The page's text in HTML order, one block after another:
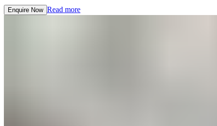
Enquire Now​​​​‌ ‍ ​‍​‍‌‍ ‌ ​‍‌‍‍‌‌‍‌ ‌‍‍‌‌‍ ‍​‍​‍​ ‍‍​‍​‍‌ ​ ‌‍​‌‌‍ ‍‌‍‍‌‌ ‌​‌ ‍‌​‍ ‍‌‍‍‌‌‍ ​‍​‍​‍ ​​‍​‍‌‍‍​‌ ​‍‌‍‌‌‌‍‌‍​‍​‍​ ‍‍​‍​‍‌‍‍​‌ ‌​‌ ‌​‌ ​​‌ ​ ​ ‍‍​‍ ​‍ ‌‍ ​​‍ ‌‌‍​‌‌‍ ‍‌‍‌​​‍ ‌‌ ​‍​‍ ‌‌‍‍​‌‍ ‌ ‌​‌‍‌‌‌‍ ​‌ ​ ​‍ ‌‌ ​ ‌ ‌​‌ ‌‌‌‍‌​‌‍‍‌‌‍ ​‍ ‍‌ ‌‍‌‍‌‌‌ ​‍‌‍​ ‌‍‌‌‌‍ ​​‍ ‍‌‍​‌‌ ​​‌ ​​​‍ ‌‍‍‌‌‍ ‍‌ ‌​‌‍‌‌‌‍ ‍‌ ‌​​‍ ‌‍‌‌‌‍‌​‌‍‍‌‌ ‌​​‍ ‌‍ ‌‌‍ ‌‍‌​‌‍‌‌​ ‌‌ ​​‌ ​‍‌‍‌‌‌ ​ ‌‍‌‌‌‍ ‍‌ ‌​‌‍​‌‌ ‌​‌‍‍‌‌‍ ‌‍ ‍​ ‍ ‌‍‍‌‌‍‌​​ ‌​ ​‍​ ‍‌​ ‌​‌‍‌​​ ‌‌​ ‌‌‌‍‌‍​ ‌​​‍ ‌‌‍​‍‌‍‌‌​ ‌‌‌‍‌‌​‍ ‌​ ‌​​ ​​‌‍​‌​ ​‌​‍ ‌‌‍​‌​ ‌ ​ ‍‌​ ‌ ​‍ ‌‌‍‌‍​ ‌ ​ ​ ‌‍​‍‌‍‌‍‌‍‌​‌‍​ ‌‍‌‌​ ‌ ‌‍​‍‌‍‌‌​ ​​​ ‍ ‌ ‌​‌ ‍‌‌ ​​‌‍‌‌​ ‌‌‍‍​‌‍ ‌ ‌​‌‍‌‌‌‍ ​‌‌​ ‌‍‍‌‌ ‌​‌‍‌‌‌‌​​‌‍​‌‌‍‌ ‌‍‌‌​ ‍ ‌ ​​‌‍​‌‌ ‌​‌‍‍​​ ‌‌ ​​‌‍​‌‌‍‌ ‌‍‌‌‌​​‍‌ ‌‌‌‍‍‌‌‍ ​‌‍‌​‌‍‌‌‌ ​‍​‍‌‌​ ‌‌‌​​‍‌‌ ‌‍‍ ‌‍‌‌‌ ‍‌​‍‌‌​ ​ ‌​‌​​‍‌‌​ ​ ‌​‌​​‍‌‌​ ​‍​ ​‍‌‍​‍​ ​ ‌‍‌‍​ ​‌​ ‌‍​ ‍‌‌‍‌‍​ ‍​‌‍‌‍‌‍‌‍‌‍‌‌​ ​‍​‍‌‌​ ​‍​ ​‍​‍‌‌​ ‌‌‌​‌​​‍ ‍‌‍​ ‌‍ ‌‍ ‍‌ ‌​‌‍‌‌‌‍ ‍‌ ‌​​‍‌‌​ ‌‌‌​​‍‌‌ ‌‍‍ ‌‍‌‌‌ ‍‌​‍‌‌​ ​ ‌​‌​​‍‌‌​ ​ ‌​‌​​‍‌‌​ ​‍​ ​‍‌‍​‌​ ‍​​ ​​‌‍​‌‌‍​‍‌‍​‍​ ‍‌‌‍‌‍‌‍‌‌​ ​​‌‍​‌​ ​​​‍‌‌​ ​‍​ ​‍​‍‌‌​ ‌‌‌​‌​​‍ ‍‌ ​​‌ ​‍‌‍‍‌‌‍ ‌‌‍​‌‌ ​‍‌ ‍‌‌​​ ‌ ‌​‌‍​‌​‍ ‍‌‍ ​‌‍​‌‌‍​‍‌‍‌‌‌‍ ​​ ‌‍​‍‌‍​‌‌ ​ ‌‍‌‌‌‌‌‌‌ ​‍‌‍ ​​ ‌‌‍‍​‌ ‌​‌ ‌​‌ ​​‌ ​ ​‍‌‌​ ​ ‌​​‌​‍‌‌​ ​‍‌​‌‍​‍‌‌​ ​‍‌​‌‍‌‍ ​​‍ ‌‌‍​‌‌‍ ‍‌‍‌​​‍ ‌‌ ​‍​‍ ‌‌‍‍​‌‍ ‌ ‌​‌‍‌‌‌‍ ​‌ ​ ​‍ ‌‌ ​ ‌ ‌​‌ ‌‌‌‍‌​‌‍‍‌‌‍ ​‍ ‍‌ ‌‍‌‍‌‌‌ ​‍‌‍​ ‌‍‌‌‌‍ ​​‍ ‍‌‍​‌‌ ​​‌ ​​​‍‌‍‌‍‍‌‌‍‌​​ ‌​ ​‍​ ‍‌​ ‌​‌‍‌​​ ‌‌​ ‌‌‌‍‌‍​ ‌​​‍ ‌‌‍​‍‌‍‌‌​ ‌‌‌‍‌‌​‍ ‌​ ‌​​ ​​‌‍​‌​ ​‌​‍ ‌‌‍​‌​ ‌ ​ ‍‌​ ‌ ​‍ ‌‌‍‌‍​ ‌ ​ ​ ‌‍​‍‌‍‌‍‌‍‌​‌‍​ ‌‍‌‌​ ‌ ‌‍​‍‌‍‌‌​ ​​​‍‌‍‌ ‌​‌ ‍‌‌ ​​‌‍‌‌​ ‌‌‍‍​‌‍ ‌ ‌​‌‍‌‌‌‍ ​‌‌​ ‌‍‍‌‌ ‌​‌‍‌‌‌‌​​‌‍​‌‌‍‌ ‌‍‌‌​‍‌‍‌ ​​‌‍​‌‌ ‌​‌‍‍​​ ‌‌ ​​‌‍​‌‌‍‌ ‌‍‌‌‌​​‍‌ ‌‌‌‍‍‌‌‍ ​‌‍‌​‌‍‌‌‌ ​‍​‍‌‌​ ‌‌‌​​‍‌‌ ‌‍‍ ‌‍‌‌‌ ‍‌​‍‌‌​ ​ ‌​‌​​‍‌‌​ ​ ‌​‌​​‍‌‌​ ​‍​ ​‍‌‍​‍​ ​ ‌‍‌‍​ ​‌​ ‌‍​ ‍‌‌‍‌‍​ ‍​‌‍‌‍‌‍‌‍‌‍‌‌​ ​‍​‍‌‌​ ​‍​ ​‍​‍‌‌​ ‌‌‌​‌​​‍ ‍‌‍​ ‌‍ ‌‍ ‍‌ ‌​‌‍‌‌‌‍ ‍‌ ‌​​‍‌‌​ ‌‌‌​​‍‌‌ ‌‍‍ ‌‍‌‌‌ ‍‌​‍‌‌​ ​ ‌​‌​​‍‌‌​ ​ ‌​‌​​‍‌‌​ ​‍​ ​‍‌‍​‌​ ‍​​ ​​‌‍​‌‌‍​‍‌‍​‍​ ‍‌‌‍‌‍‌‍‌‌​ ​​‌‍​‌​ ​​​‍‌‌​ ​‍​ ​‍​‍‌‌​ ‌‌‌​‌​​‍ ‍‌ ​​‌ ​‍‌‍‍‌‌‍ ‌‌‍​‌‌ ​‍‌ ‍‌‌​​ ‌ ‌​‌‍​‌​‍ ‍‌‍ ​‌‍​‌‌‍​‍‌‍‌‌‌‍ ​​‍‌‍‌ ​​‌‍‌‌‌ ​‍‌ ​ ‌ ​​‌‍‌‌‌‍​ ‌ ‌​‌‍‍‌‌ ‌‍‌‍‌‌​ ‌‌ ​​‌ ‌‌‌‍​‍‌‍ ​‌‍‍‌‌ ​ ‌‍‍​‌‍‌‌‌‍‌​​‍​‍‌ ‌ Read more​​​​‌ ‍ ​‍​‍‌‍ ‌ ​‍‌‍‍‌‌‍‌ ‌‍‍‌‌‍ ‍​‍​‍​ ‍‍​‍​‍‌ ​ ‌‍​‌‌‍ ‍‌‍‍‌‌ ‌​‌ ‍‌​‍ ‍‌‍‍‌‌‍ ​‍​‍​‍ ​​‍​‍‌‍‍​‌ ​‍‌‍‌‌‌‍‌‍​‍​‍​ ‍‍​‍​‍‌‍‍​‌ ‌​‌ ‌​‌ ​​‌ ​ ​ ‍‍​‍ ​‍ ‌‍ ​​‍ ‌‌‍​‌‌‍ ‍‌‍‌​​‍ ‌‌ ​‍​‍ ‌‌‍‍​‌‍ ‌ ‌​‌‍‌‌‌‍ ​‌ ​ ​‍ ‌‌ ​ ‌ ‌​‌ ‌‌‌‍‌​‌‍‍‌‌‍ ​‍ ‍‌ ‌‍‌‍‌‌‌ ​‍‌‍​ ‌‍‌‌‌‍ ​​‍ ‍‌‍​‌‌ ​​‌ ​​​‍ ‌‍‍‌‌‍ ‍‌ ‌​‌‍‌‌‌‍ ‍‌ ‌​​‍ ‌‍‌‌‌‍‌​‌‍‍‌‌ ‌​​‍ ‌‍ ‌‌‍ ‌‍‌​‌‍‌‌​ ‌‌ ​​‌ ​‍‌‍‌‌‌ ​ ‌‍‌‌‌‍ ‍‌ ‌​‌‍​‌‌ ‌​‌‍‍‌‌‍ ‌‍ ‍​ ‍ ‌‍‍‌‌‍‌​​ ‌​ ​‍​ ‍‌​ ‌​‌‍‌​​ ‌‌​ ‌‌‌‍‌‍​ ‌​​‍ ‌‌‍​‍‌‍‌‌​ ‌‌‌‍‌‌​‍ ‌​ ‌​​ ​​‌‍​‌​ ​‌​‍ ‌‌‍​‌​ ‌ ​ ‍‌​ ‌ ​‍ ‌‌‍‌‍​ ‌ ​ ​ ‌‍​‍‌‍‌‍‌‍‌​‌‍​ ‌‍‌‌​ ‌ ‌‍​‍‌‍‌‌​ ​​​ ‍ ‌ ‌​‌ ‍‌‌ ​​‌‍‌‌​ ‌‌‍‍​‌‍ ‌ ‌​‌‍‌‌‌‍ ​‌‌​ ‌‍‍‌‌ ‌​‌‍‌‌‌‌​​‌‍​‌‌‍‌ ‌‍‌‌​ ‍ ‌ ​​‌‍​‌‌ ‌​‌‍‍​​ ‌‌ ​​‌‍​‌‌‍‌ ‌‍‌‌‌​​‍‌ ‌‌‌‍‍‌‌‍ ​‌‍‌​‌‍‌‌‌ ​‍​‍‌‌​ ‌‌‌​​‍‌‌ ‌‍‍ ‌‍‌‌‌ ‍‌​‍‌‌​ ​ ‌​‌​​‍‌‌​ ​ ‌​‌​​‍‌‌​ ​‍​ ​‍‌‍​‍​ ​ ‌‍‌‍​ ​‌​ ‌‍​ ‍‌‌‍‌‍​ ‍​‌‍‌‍‌‍‌‍‌‍‌‌​ ​‍​‍‌‌​ ​‍​ ​‍​‍‌‌​ ‌‌‌​‌​​‍ ‍‌‍​ ‌‍ ‌‍ ‍‌ ‌​‌‍‌‌‌‍ ‍‌ ‌​​‍‌‌​ ‌‌‌​​‍‌‌ ‌‍‍ ‌‍‌‌‌ ‍‌​‍‌‌​ ​ ‌​‌​​‍‌‌​ ​ ‌​‌​​‍‌‌​ ​‍​ ​‍‌‍​‌​ ‍​​ ​​‌‍​‌‌‍​‍‌‍​‍​ ‍‌‌‍‌‍‌‍‌‌​ ​​‌‍​‌​ ​​​‍‌‌​ ​‍​ ​‍​‍‌‌​ ‌‌‌​‌​​‍ ‍‌ ​ ‌‍‌‌‌‍​ ‌‍ ‌‍ ‍‌‍‌​‌‍​‌‌ ​‍‌ ‍‌‌​​ ‌ ‌​‌‍​‌​‍ ‍‌‍ ​‌‍​‌‌‍​‍‌‍‌‌‌‍ ​​ ‌‍​‍‌‍​‌‌ ​ ‌‍‌‌‌‌‌‌‌ ​‍‌‍ ​​ ‌‌‍‍​‌ ‌​‌ ‌​‌ ​​‌ ​ ​‍‌‌​ ​ ‌​​‌​‍‌‌​ ​‍‌​‌‍​‍‌‌​ ​‍‌​‌‍‌‍ ​​‍ ‌‌‍​‌‌‍ ‍‌‍‌​​‍ ‌‌ ​‍​‍ ‌‌‍‍​‌‍ ‌ ‌​‌‍‌‌‌‍ ​‌ ​ ​‍ ‌‌ ​ ‌ ‌​‌ ‌‌‌‍‌​‌‍‍‌‌‍ ​‍ ‍‌ ‌‍‌‍‌‌‌ ​‍‌‍​ ‌‍‌‌‌‍ ​​‍ ‍‌‍​‌‌ ​​‌ ​​​‍‌‍‌‍‍‌‌‍‌​​ ‌​ ​‍​ ‍‌​ ‌​‌‍‌​​ ‌‌​ ‌‌‌‍‌‍​ ‌​​‍ ‌‌‍​‍‌‍‌‌​ ‌‌‌‍‌‌​‍ ‌​ ‌​​ ​​‌‍​‌​ ​‌​‍ ‌‌‍​‌​ ‌ ​ ‍‌​ ‌ ​‍ ‌‌‍‌‍​ ‌ ​ ​ ‌‍​‍‌‍‌‍‌‍‌​‌‍​ ‌‍‌‌​ ‌ ‌‍​‍‌‍‌‌​ ​​​‍‌‍‌ ‌​‌ ‍‌‌ ​​‌‍‌‌​ ‌‌‍‍​‌‍ ‌ ‌​‌‍‌‌‌‍ ​‌‌​ ‌‍‍‌‌ ‌​‌‍‌‌‌‌​​‌‍​‌‌‍‌ ‌‍‌‌​‍‌‍‌ ​​‌‍​‌‌ ‌​‌‍‍​​ ‌‌ ​​‌‍​‌‌‍‌ ‌‍‌‌‌​​‍‌ ‌‌‌‍‍‌‌‍ ​‌‍‌​‌‍‌‌‌ ​‍​‍‌‌​ ‌‌‌​​‍‌‌ ‌‍‍ ‌‍‌‌‌ ‍‌​‍‌‌​ ​ ‌​‌​​‍‌‌​ ​ ‌​‌​​‍‌‌​ ​‍​ ​‍‌‍​‍​ ​ ‌‍‌‍​ ​‌​ ‌‍​ ‍‌‌‍‌‍​ ‍​‌‍‌‍‌‍‌‍‌‍‌‌​ ​‍​‍‌‌​ ​‍​ ​‍​‍‌‌​ ‌‌‌​‌​​‍ ‍‌‍​ ‌‍ ‌‍ ‍‌ ‌​‌‍‌‌‌‍ ‍‌ ‌​​‍‌‌​ ‌‌‌​​‍‌‌ ‌‍‍ ‌‍‌‌‌ ‍‌​‍‌‌​ ​ ‌​‌​​‍‌‌​ ​ ‌​‌​​‍‌‌​ ​‍​ ​‍‌‍​‌​ ‍​​ ​​‌‍​‌‌‍​‍‌‍​‍​ ‍‌‌‍‌‍‌‍‌‌​ ​​‌‍​‌​ ​​​‍‌‌​ ​‍​ ​‍​‍‌‌​ ‌‌‌​‌​​‍ ‍‌ ​ ‌‍‌‌‌‍​ ‌‍ ‌‍ ‍‌‍‌​‌‍​‌‌ ​‍‌ ‍‌‌​​ ‌ ‌​‌‍​‌​‍ ‍‌‍ ​‌‍​‌‌‍​‍‌‍‌‌‌‍ ​​‍‌‍‌ ​​‌‍‌‌‌ ​‍‌ ​ ‌ ​​‌‍‌‌‌‍​ ‌ ‌​‌‍‍‌‌ ‌‍‌‍‌‌​ ‌‌ ​​‌ ‌‌‌‍​‍‌‍ ​‌‍‍‌‌ ​ ‌‍‍​‌‍‌‌‌‍‌​​‍​‍‌ ‌